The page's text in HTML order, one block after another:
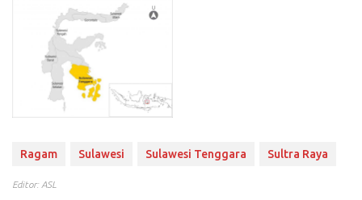
Ragam Sulawesi Sulawesi Tenggara Sultra Raya
Editor: ASL